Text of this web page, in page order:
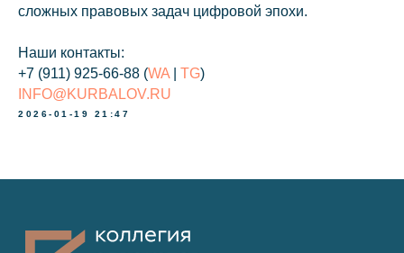
сложных правовых задач цифровой эпохи.
Наши контакты:
+7 (911) 925-66-88 (WA TG)
INFO@KURBALOV.RU
2026-01-19 21:47
Связаться с нами